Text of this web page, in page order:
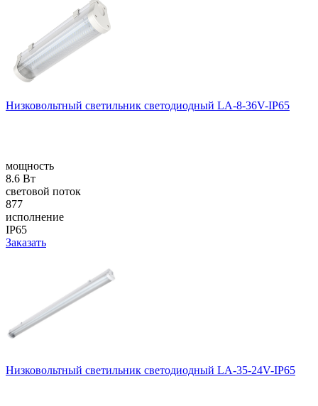
Низковольтный светильник светодиодный LA-8-36V-IP65
мощность
8.6 Вт
световой поток
877
исполнение
IP65
Заказать
Низковольтный светильник светодиодный LA-35-24V-IP65